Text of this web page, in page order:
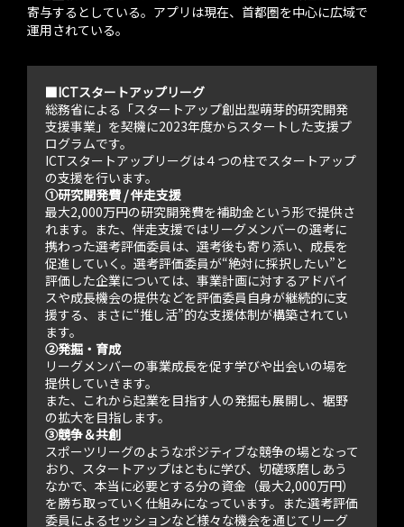
寄与するとしている。アプリは現在、首都圏を中心に広域で
運用されている。
■ICTスタートアップリーグ
総務省による「スタートアップ創出型萌芽的研究開発
支援事業」を契機に2023年度からスタートした支援プ
ログラムです。
ICTスタートアップリーグは４つの柱でスタートアップ
の支援を行います。
①研究開発費 / 伴走支援
最大2,000万円の研究開発費を補助金という形で提供さ
れます。また、伴走支援ではリーグメンバーの選考に
携わった選考評価委員は、選考後も寄り添い、成長を
促進していく。選考評価委員が“絶対に採択したい”と
評価した企業については、事業計画に対するアドバイ
スや成長機会の提供などを評価委員自身が継続的に支
援する、まさに“推し活”的な支援体制が構築されてい
ます。
②発掘・育成
リーグメンバーの事業成長を促す学びや出会いの場を
提供していきます。
また、これから起業を目指す人の発掘も展開し、裾野
の拡大を目指します。
③競争＆共創
スポーツリーグのようなポジティブな競争の場となって
おり、スタートアップはともに学び、切磋琢磨しあう
なかで、本当に必要とする分の資金（最大2,000万円）
を勝ち取っていく仕組みになっています。また選考評価
委員によるセッションなど様々な機会を通じてリーグ